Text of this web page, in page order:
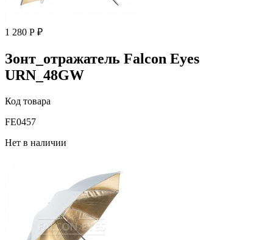
1 280 Р ₽
Зонт_отражатель Falcon Eyes
URN_48GW
Код товара
FE0457
Нет в наличии